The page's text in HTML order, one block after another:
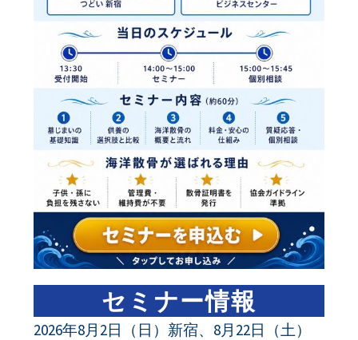
セミナー情報
2026年8月2日（日）新宿、8月22日（土）